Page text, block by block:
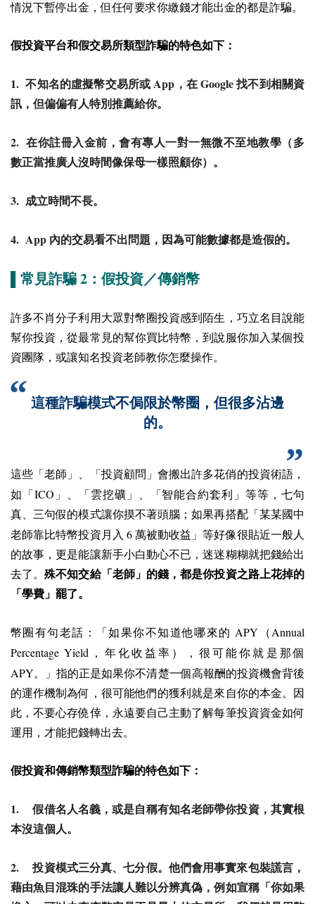
情況下暫停出金，但任何要求你繳錢才能出金的都是詐騙。
假投資平台和假交易所類型詐騙的特色如下：
1. 不知名的虛擬幣交易所或 App ，在Google 找不到相關資
訊，但偏偏有人特別推薦給你。
2.在你註冊入金前，會有專人一對一無微不至地教學（多
數正當推廣人沒時間像保母一樣照顧你）。
3. 成立時間不長。
4. App 內的交易看不出問題，因為可能數據都是造假的。
▌常見詐騙 2 ：假投資／傳銷幣
許多不肖分子利用大眾對幣圈投資感到陌生，巧立名目說能
幫你投資，從最常見的幫你買比特幣，到說服你加入某個投
資團隊，或讓知名投資老師教你怎麼操作。
這種詐騙模式不侷限於幣圈，但很多沾邊
的。
這些「老師」、「投資顧問」會搬出許多花俏的投資術語，
如「 ICO 」、「雲挖礦」、「智能合約套利」等等，七句
真、三句假的模式讓你摸不著頭腦；如果再搭配「某某國中
老師靠比特幣投資月入 6 萬被動收益」等好像很貼近一般人
的故事，更是能讓新手小白動心不已，迷迷糊糊就把錢給出
去了。殊不知交給「老師」的錢，都是你投資之路上花掉的
「學費」罷了。
幣圈有句老話：「如果你不知道他哪來的 APY （ Annual
Percentage Yield ，年化收益率），很可能你就是那個
APY。」指的正是如果你不清楚一個高報酬的投資機會背後
的運作機制為何，很可能他們的獲利就是來自你的本金。因
此，不要心存僥倖，永遠要自己主動了解每筆投資資金如何
運用，才能把錢轉出去。
假投資和傳銷幣類型詐騙的特色如下：
1.假借名人名義，或是自稱有知名老師帶你投資，其實根
本沒這個人。
2.投資模式三分真、七分假。他們會用事實來包裝謊言，
藉由魚目混珠的手法讓人難以分辨真偽，例如宣稱「你如果